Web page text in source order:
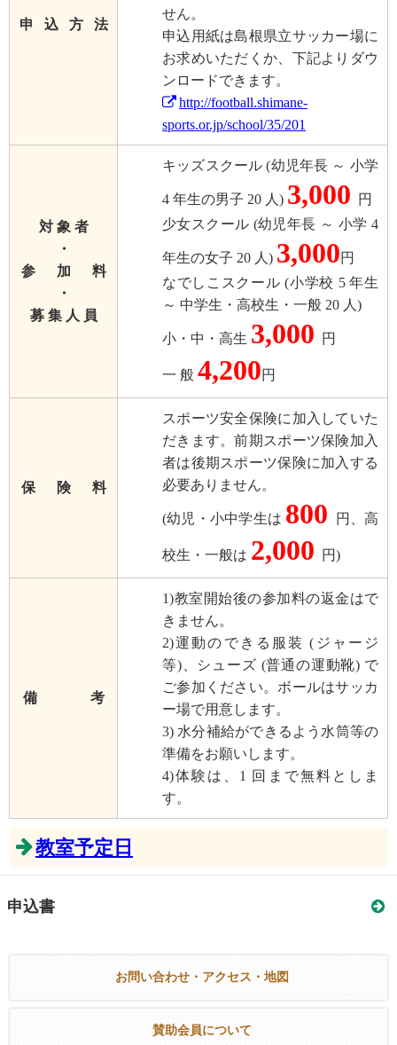
申 込 方 法
せん。
申込用紙は島根県立サッカー場に
お求めいただくか、下記よりダウ
ンロードできます。
http://football.shimane-
sports.or.jp/school/35/201
対 象 者
・
参 加 料
・
募 集 人 員
キッズスクール (幼児年長 ～ 小学
4 年生の男子 20 人) 3,000
円
少女スクール (幼児年長 ～ 小学 4
年生の女子 20 人) 3,000円
なでしこスクール (小学校 5 年生
～ 中学生・高校生・一般 20 人)
小・中・高生 3,000 円
一 般 4,200円
保 険 料
スポーツ安全保険に加入していた
だきます。前期スポーツ保険加入
者は後期スポーツ保険に加入する
必要ありません。
(幼児・ 小中学生は 800 円、高
校生・一般は 2,000 円)
備 考
1)教室開始後の参加料の返金はで
きません。
2)運動のできる服装 (ジャージ
等)、シューズ (普通の運動靴) で
ご参加ください。ボールはサッカ
ー場で用意します。
3) 水分補給ができるよう水筒等の
準備をお願いします。
4)体験は、1 回まで無料としま
す。
教室予定日
申込書
お問い合わせ・アクセス・地図
賛助会員について